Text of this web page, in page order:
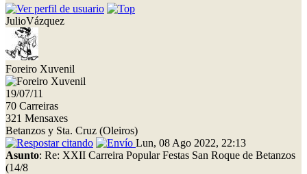
JulioVázquez
Foreiro Xuvenil
19/07/11
70 Carreiras
321 Mensaxes
Betanzos y Sta. Cruz (Oleiros)
Lun, 08 Ago 2022, 22:13
Asunto: Re: XXII Carreira Popular Festas San Roque de Betanzos
(14/8